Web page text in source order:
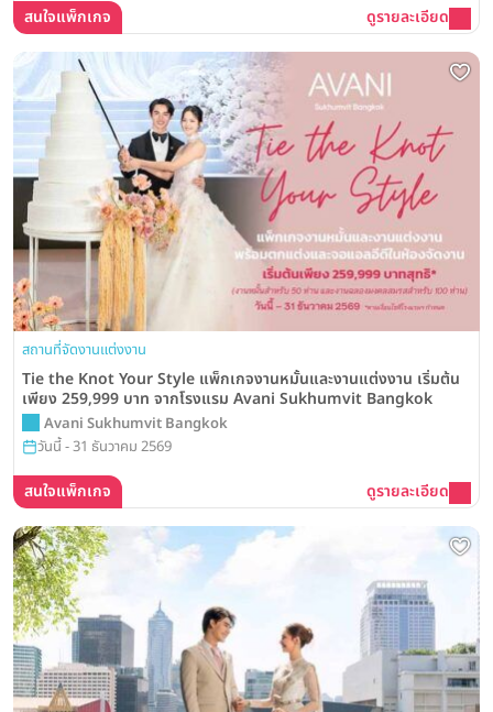
สนใจแพ็กเกจ ดูรายละเอียด
สถานที่จัดงานแต่งงาน
Tie the Knot Your Style แพ็กเกจงานหมั้นและงานแต่งงาน เริ่มต้น
เพียง 259,999 บาท จากโรงแรม Avani Sukhumvit Bangkok
Avani Sukhumvit Bangkok
วันนี้ - 31 ธันวาคม 2569
สนใจแพ็กเกจ ดูรายละเอียด